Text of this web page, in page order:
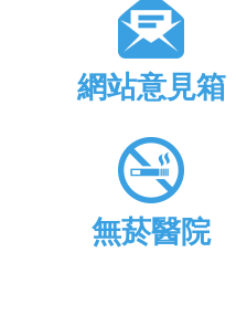
網站意見箱
無菸醫院